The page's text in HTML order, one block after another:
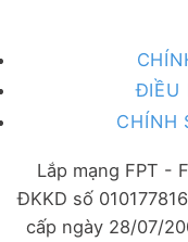
ĐIỀU
CHÍNH
Lắp mạng FPT -
ĐKKD số
cấp ngày 28/07/